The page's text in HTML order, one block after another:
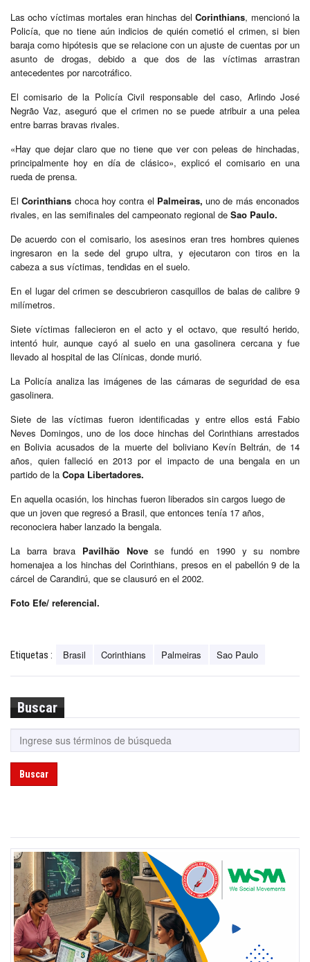
Las ocho víctimas mortales eran hinchas delCorinthians, mencionó la
Policía, que no tiene aún indicios de quién cometió el crimen, si bien
baraja como hipótesis que se relacione con un ajuste de cuentas por un
asunto de drogas, debido a que dos de las víctimas arrastran
antecedentes por narcotráfico.
El comisario de la Policía Civil responsable del caso, Arlindo José
Negrão Vaz, aseguró que el crimen no se puede atribuir a una pelea
entre barras bravas rivales.
«Hay que dejar claro que no tiene que ver con peleas de hinchadas,
principalmente hoy en día de clásico», explicó el comisario en una
rueda de prensa.
ElCorinthians choca hoy contra el Palmeiras, uno de más enconados
rivales, en las semifinales del campeonato regional de Sao Paulo.
De acuerdo con el comisario, los asesinos eran tres hombres quienes
ingresaron en la sede del grupo ultra, y ejecutaron con tiros en la
cabeza a sus víctimas, tendidas en el suelo.
En el lugar del crimen se descubrieron casquillos de balas de calibre 9
milímetros.
Siete víctimas fallecieron en el acto y el octavo, que resultó herido,
intentó huir, aunque cayó al suelo en una gasolinera cercana y fue
llevado al hospital de las Clínicas, donde murió.
La Policía analiza las imágenes de las cámaras de seguridad de esa
gasolinera.
Siete de las víctimas fueron identificadas y entre ellos está Fabio
Neves Domingos, uno de los doce hinchas del Corinthians arrestados
en Bolivia acusados de la muerte del boliviano Kevín Beltrán, de 14
años, quien falleció en 2013 por el impacto de una bengala en un
partido de la Copa Libertadores.
En aquella ocasión, los hinchas fueron liberados sin cargos luego de
que un joven que regresó a Brasil, que entonces tenía 17 años,
reconociera haber lanzado la bengala.
La barra brava Pavilhão Novese fundó en 1990 y su nombre
homenajea a los hinchas del Corinthians, presos en el pabellón 9 de la
cárcel de Carandirú, que se clausuró en el 2002.
Foto Efe/ referencial.
Etiquetas : Brasil Corinthians Palmeiras Sao Paulo
Buscar
Buscar